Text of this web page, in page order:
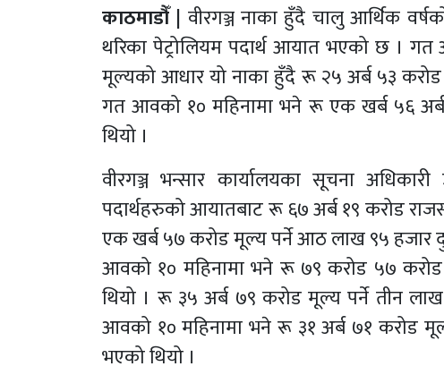
काठमाडौँ | वीरगञ्ज नाका हुँदै चालु आर्थिक
थरिका पेट्रोलियम पदार्थ आयात भएको छ ।
मूल्यको आधार यो नाका हुँदै रू २५ अर्ब ५३
गत आवको १० महिनामा भने रू एक खर्ब ५६ अर्ब
थियो ।
वीरगञ्ज भन्सार कार्यालयका सूचना
पदार्थहरुको आयातबाट रू ६७ अर्ब १९ करोड
एक खर्ब ५७ करोड मूल्य पर्ने आठ लाख ९५
आवको १० महिनामा भने रू ७९ करोड ५७
थियो । रू ३५ अर्ब ७९ करोड मूल्य पर्ने तीन
आवको १० महिनामा भने रू ३१ अर्ब ७१ करोड
भएको थियो ।